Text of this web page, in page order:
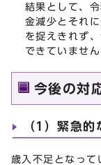
結果として、
金減少とそれ
を捉えきれず
できていません
今後の対
（1）緊急的
歳入不足となって